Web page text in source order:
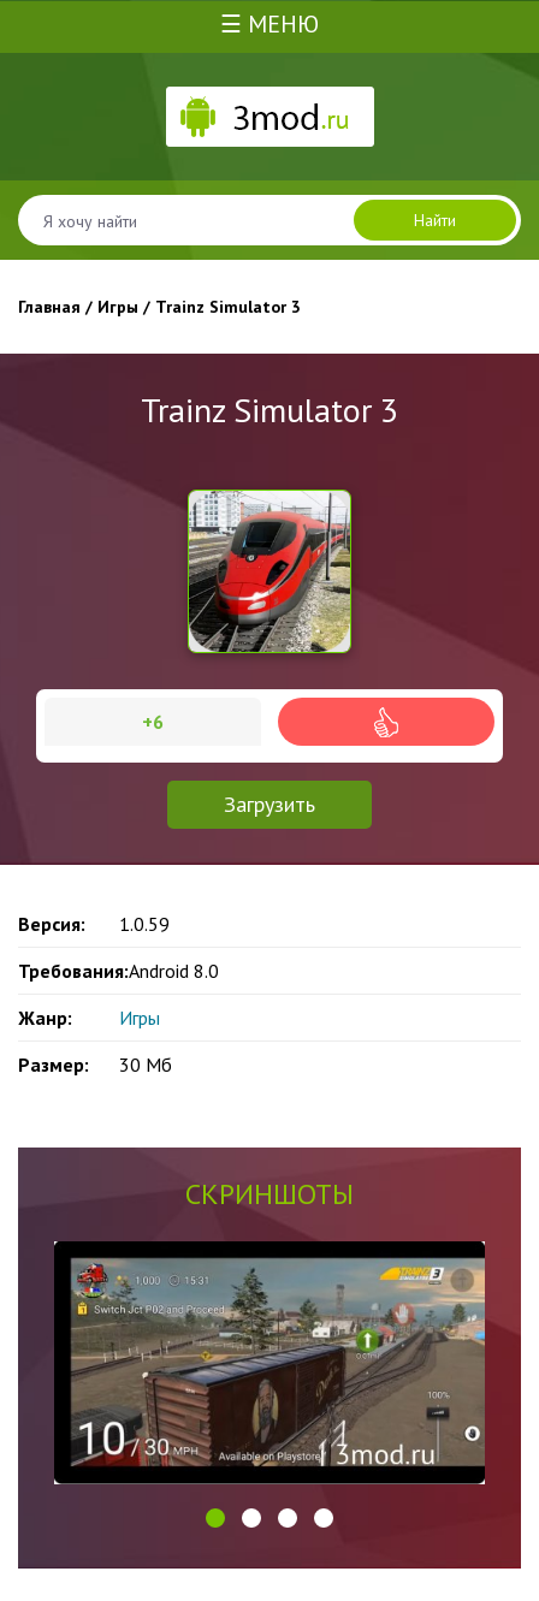
☰ МЕНЮ
Найти
Главная / Игры / Trainz Simulator 3
Trainz Simulator 3
Загрузить
+6
Версия:
1.0.59
Требования:Android 8.0
Жанр:
Игры
Размер:
30 Мб
СКРИНШОТЫ